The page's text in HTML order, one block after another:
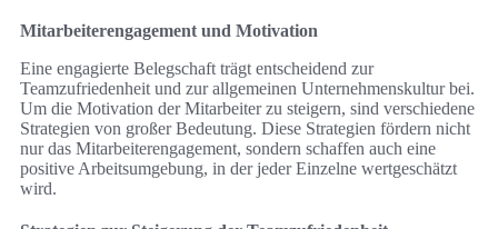
Mitarbeiterengagement und Motivation
Eine engagierte Belegschaft trägt entscheidend zur
Teamzufriedenheit und zur allgemeinen Unternehmenskultur bei.
Um die Motivation der Mitarbeiter zu steigern, sind verschiedene
Strategien von großer Bedeutung. Diese Strategien fördern nicht
nur das Mitarbeiterengagement, sondern schaffen auch eine
positive Arbeitsumgebung, in der jeder Einzelne wertgeschätzt
wird.